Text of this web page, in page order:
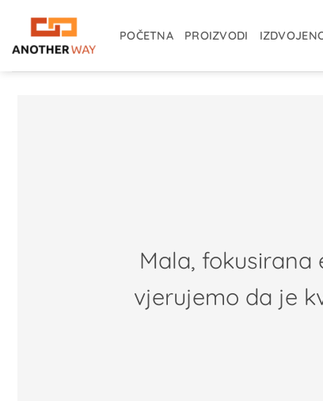
content
POČETNA PROIZVODI
Mala, fokusirana
vjerujemo da je